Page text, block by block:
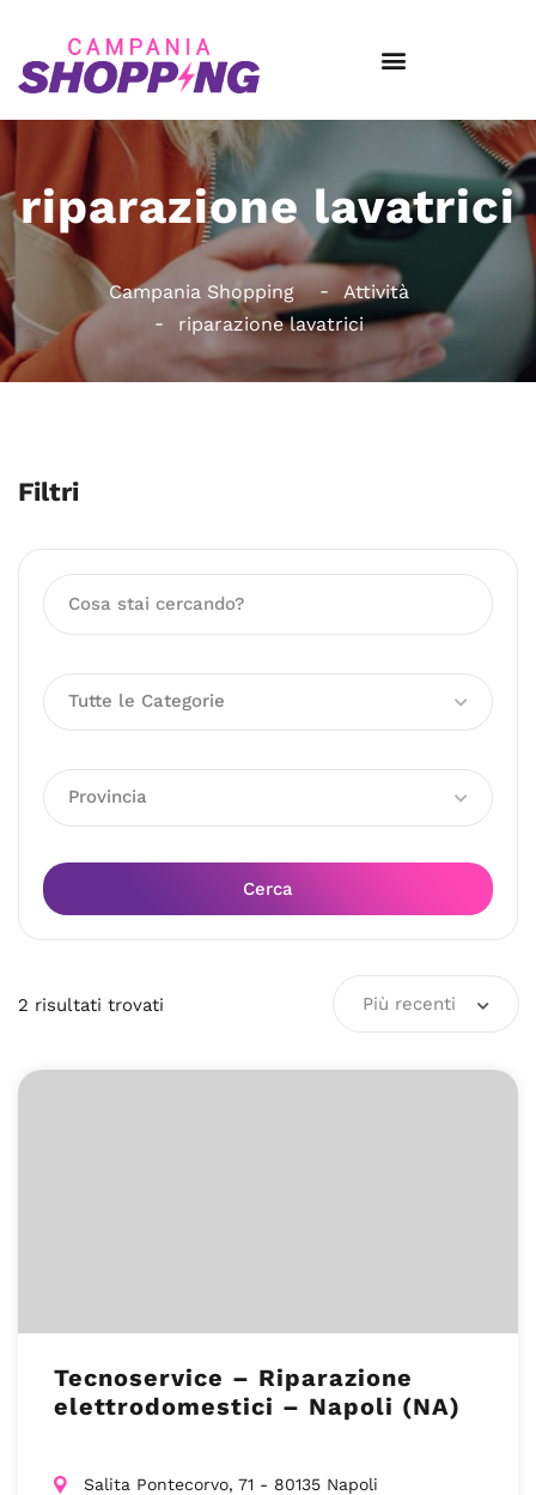
riparazione lavatrici
Campania Shopping
Attività
riparazione lavatrici
Filtri
Tutte le Categorie
Provincia
Cerca
2 risultati trovati Più recenti
Tecnoservice – Riparazione
elettrodomestici – Napoli (NA)
Salita Pontecorvo, 71 - 80135 Napoli